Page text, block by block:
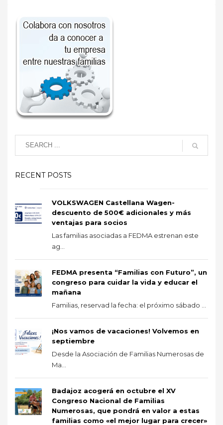
RECENT POSTS
VOLKSWAGEN Castellana Wagen-
descuento de 500€ adicionales y más
ventajas para socios
Las familias asociadas a FEDMA estrenan este
ag...
FEDMA presenta “Familias con Futuro”, un
congreso para cuidar la vida y educar el
mañana
Familias, reservad la fecha: el próximo sábado ...
¡Nos vamos de vacaciones! Volvemos en
septiembre
Desde la Asociación de Familias Numerosas de
Ma...
Badajoz acogerá en octubre el XV
Congreso Nacional de Familias
Numerosas, que pondrá en valor a estas
familias como «el mejor lugar para crecer»